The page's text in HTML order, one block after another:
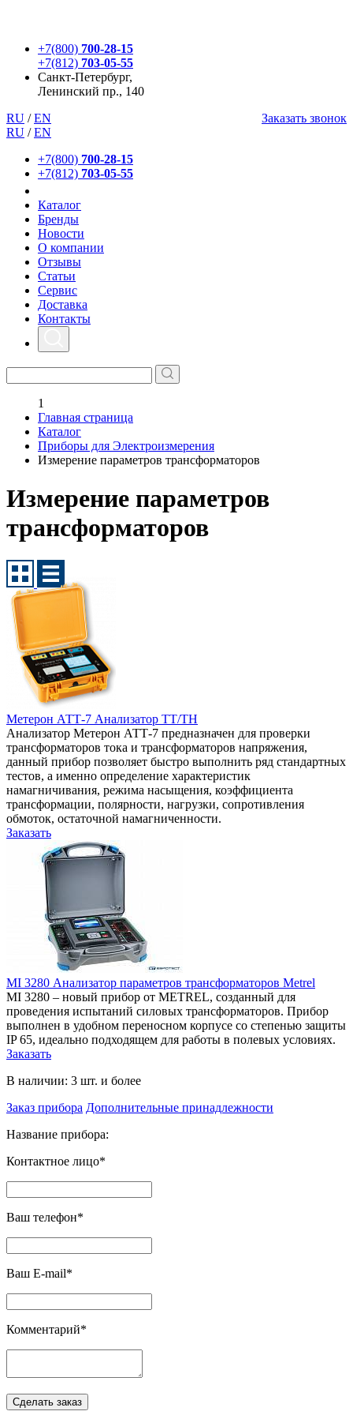
+7(800) 700-28-15
+7(812) 703-05-55
Санкт-Петербург,
Ленинский пр., 140
RU / EN
Заказать звонок
RU / EN
+7(800) 700-28-15
+7(812) 703-05-55
Каталог
Бренды
Новости
О компании
Отзывы
Статьи
Сервис
Доставка
Контакты
1
Главная страница
Каталог
Приборы для Электроизмерения
Измерение параметров трансформаторов
Измерение параметров
трансформаторов
Метерон АТТ-7 Анализатор ТТ/ТН
Анализатор Метерон АТТ-7 предназначен для проверки
трансформаторов тока и трансформаторов напряжения,
данный прибор позволяет быстро выполнить ряд стандартных
тестов, а именно определение характеристик
намагничивания, режима насыщения, коэффициента
трансформации, полярности, нагрузки, сопротивления
обмоток, остаточной намагниченности.
Заказать
MI 3280 Анализатор параметров трансформаторов Metrel
MI 3280 – новый прибор от METREL, созданный для
проведения испытаний силовых трансформаторов. Прибор
выполнен в удобном переносном корпусе со степенью защиты
IP 65, идеально подходящем для работы в полевых условиях.
Заказать
В наличии: 3 шт. и более
Заказ прибора Дополнительные принадлежности
Название прибора:
Контактное лицо*
Ваш телефон*
Ваш E-mail*
Комментарий*
Сделать заказ